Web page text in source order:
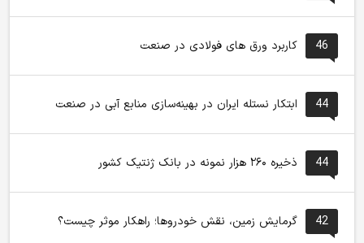
46 کاربرد ورق های فولادی در صنعت
44 ابتکار نستله ایران در بهینه‌سازی منابع آبی در صنعت
44 ذخیره ۲۶۰ هزار نمونه در بانک ژنتیک کشور
42 گرمایش زمین، نقش خودروها؛ راهکار موثر چیست؟